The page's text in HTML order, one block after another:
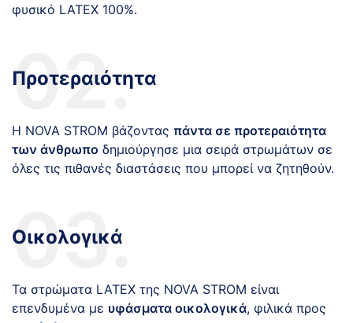
φυσικό LATEX 100%.
02.
Προτεραιότητα
Η NOVA STROM βάζοντας πάντα σε προτεραιότητα
των άνθρωπο δημιούργησε μια σειρά στρωμάτων σε
όλες τις πιθανές διαστάσεις που μπορεί να ζητηθούν.
03.
Οικολογικά
Τα στρώματα LATEX της NOVA STROM είναι
επενδυμένα με υφάσματα οικολογικά, φιλικά προς